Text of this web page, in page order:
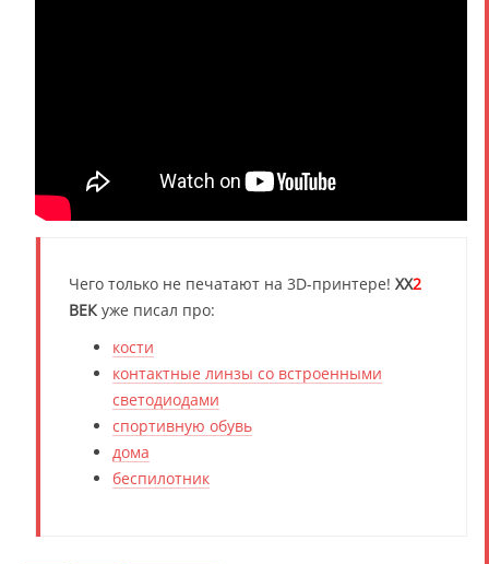
Чего только не печатают на 3D-принтере! XX2
ВЕК уже писал про:
кости
контактные линзы со встроенными
светодиодами
спортивную обувь
дома
беспилотник